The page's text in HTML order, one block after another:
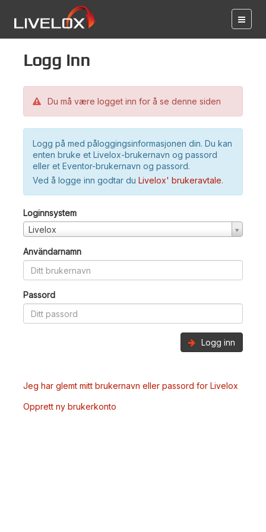
Logg inn
Du må være logget inn for å se denne siden
Logg på med påloggingsinformasjonen din. Du kan
enten bruke et Livelox-brukernavn og passord
eller et Eventor-brukernavn og passord.
Ved å logge inn godtar du Livelox' brukeravtale.
Loginnsystem
Livelox
Användarnamn
Passord
Logg inn
Jeg har glemt mitt brukernavn eller passord for Livelox
Opprett ny brukerkonto